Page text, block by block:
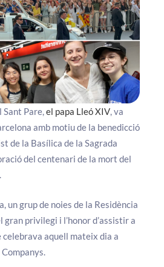
Sant Pare,el papa Lleó XIV, va
amb motiu de la benedicció
de la Basílica de la Sagrada
del centenari de la mort del
un grup de noies de la Residència
privilegi i l’honor d’assistir a
celebrava aquell mateix dia a